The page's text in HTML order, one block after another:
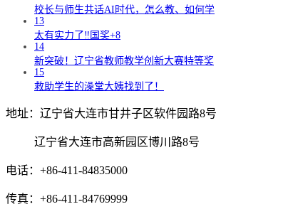
校长与师生共话AI时代，怎么教、如何学
13
太有实力了‼️国奖+8
14
新突破！辽宁省教师教学创新大赛特等奖
15
救助学生的澡堂大姨找到了！
地址：辽宁省大连市甘井子区软件园路8号
辽宁省大连市高新园区博川路8号
电话：+86-411-84835000
传真：+86-411-84769999